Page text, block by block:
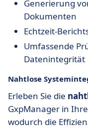
Generierung
Dokumenten
Echtzeit-
Umfassende
Datenintegrität
Nahtlose
Erleben Sie die
GxpManager in
wodurch die